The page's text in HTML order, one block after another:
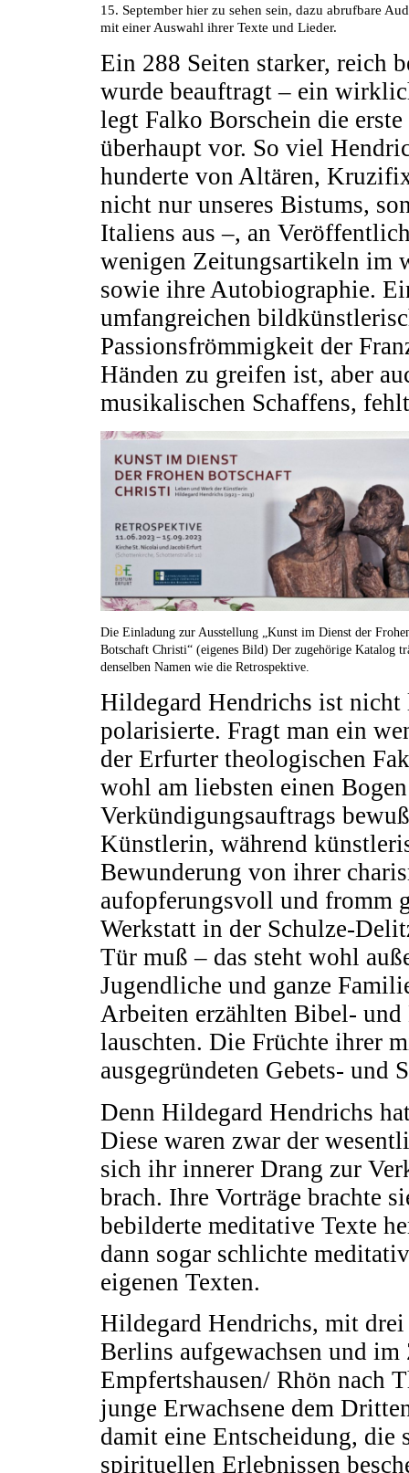
15. September hier zu sehen sein, dazu abrufbare
mit einer Auswahl ihrer Texte und Lieder.
Ein 288 Seiten starker, reich
wurde beauftragt – ein
legt Falko Borschein die
überhaupt vor. So viel
hunderte von Altären,
nicht nur unseres Bistums,
Italiens aus –, an
wenigen Zeitungsartikeln im
sowie ihre Autobiographie.
umfangreichen
Passionsfrömmigkeit der
Händen zu greifen ist, aber
musikalischen Schaffens,
Die Einladung zur Ausstellung „Kunst im Dienst der
Botschaft Christi“ (eigenes Bild) Der zugehörige Katalog
denselben Namen wie die Retrospektive.
Hildegard Hendrichs ist nicht
polarisierte. Fragt man ein
der Erfurter theologischen
wohl am liebsten einen
Verkündigungsauftrags
Künstlerin, während
Bewunderung von ihrer
aufopferungsvoll und fromm
Werkstatt in der Schulze-
Tür muß – das steht wohl
Jugendliche und ganze
Arbeiten erzählten Bibel-
lauschten. Die Früchte ihrer
ausgegründeten Gebets- und
Denn Hildegard Hendrichs
Diese waren zwar der
sich ihr innerer Drang zur
brach. Ihre Vorträge brachte
bebilderte meditative Texte
dann sogar schlichte
eigenen Texten.
Hildegard Hendrichs, mit
Berlins aufgewachsen und
Empfertshausen/ Rhön nach
junge Erwachsene dem
damit eine Entscheidung, die
spirituellen Erlebnissen